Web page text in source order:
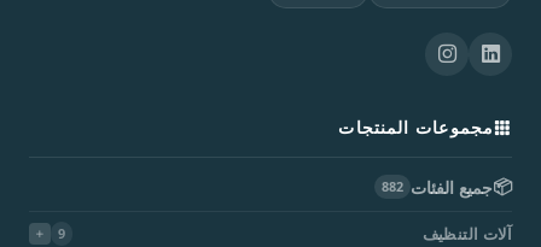
مجموعات المنتجات
📦جميع الفئات 882
آلات التنظيف 9